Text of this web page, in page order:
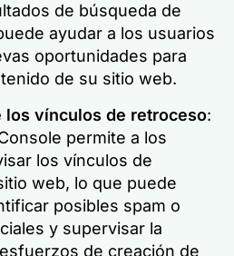
de búsqueda de
ayudar a los usuarios
oportunidades para
de su sitio web.
los vínculos de retroceso:
permite a los
los vínculos de
web, lo que puede
posibles spam o
y supervisar la
de creación de